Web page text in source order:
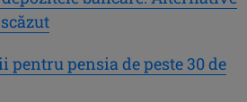
pentru pensia de peste 30 de